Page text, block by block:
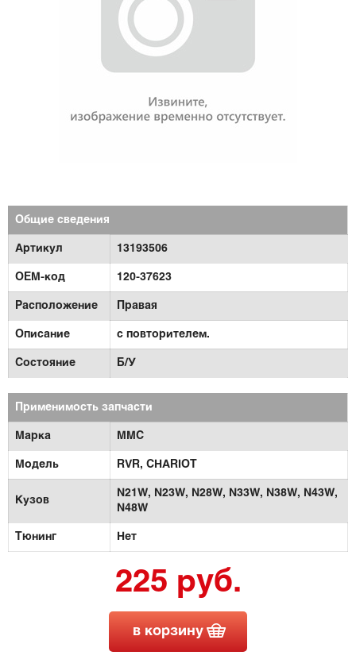
Общие сведения
Артикул 13193506
OEM-код 120-37623
Расположение Правая
Описание с повторителем.
Состояние Б/У
Применимость запчасти
Марка MMC
Модель RVR, CHARIOT
Кузов
N21W, N23W, N28W, N33W, N38W,
N43W,
N48W
Тюнинг Нет
225 руб.
в корзину